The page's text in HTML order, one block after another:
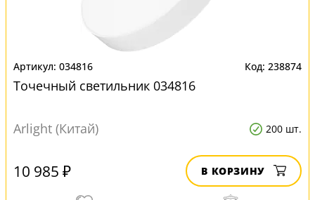
034816 238874
Точечный светильник 034816
Arlight (Китай) 200 шт.
10 985 ₽ В КОРЗИНУ